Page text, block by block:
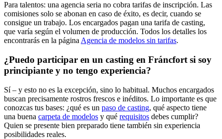
Para talentos: una agencia seria no cobra tarifas de inscripción. Las
comisiones solo se abonan en caso de éxito, es decir, cuando se
consigue un trabajo. Los encargados pagan una tarifa de casting,
que varía según el volumen de producción. Todos los detalles los
encontrarás en la página Agencia de modelos sin tarifas.
¿Puedo participar en un casting en Fráncfort si soy
principiante y no tengo experiencia?
Sí – y esto no es la excepción, sino lo habitual. Muchos encargados
buscan precisamente rostros frescos e inéditos. Lo importante es que
conozcas tus bases: ¿qué es un paso de casting, qué aspecto tiene
una buena carpeta de modelos y qué requisitos debes cumplir?
Quien se presente bien preparado tiene también sin experiencia
posibilidades reales.